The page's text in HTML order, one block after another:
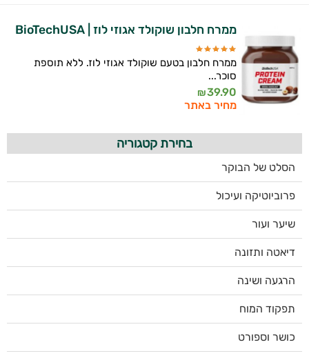
ממרח חלבון שוקולד אגוזי לוז | BioTechUSA
ממרח חלבון בטעם שוקולד אגוזי לוז. ללא תוספת
סוכר...
39.90
₪
מחיר באתר
בחירת קטגוריה
הסלט של הבוקר
פרוביוטיקה ועיכול
שיער ועור
דיאטה ותזונה
הרגעה ושינה
תפקוד המוח
כושר וספורט